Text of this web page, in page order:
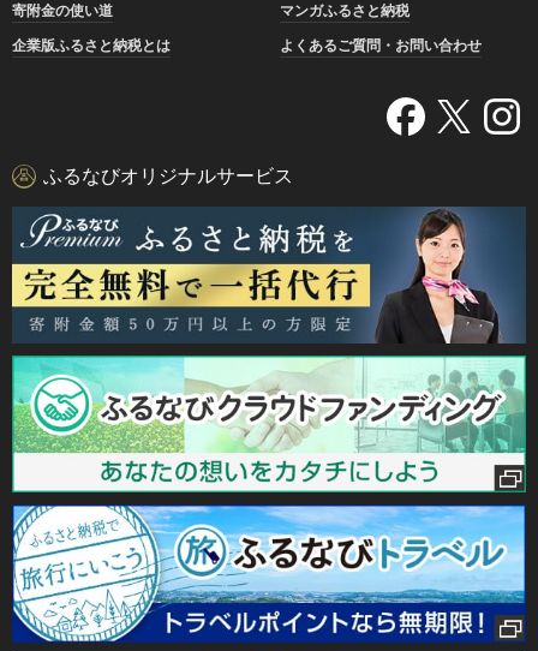
寄附金の使い道
マンガふるさと納税
企業版ふるさと納税とは
よくあるご質問・お問い合わせ
ふるなびオリジナルサービス